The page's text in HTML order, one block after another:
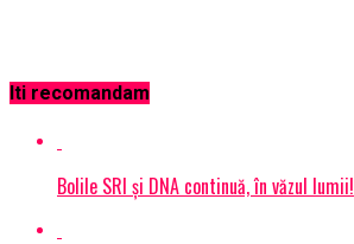
Iti recomandam
Bolile SRI și DNA continuă, în văzul lumii!